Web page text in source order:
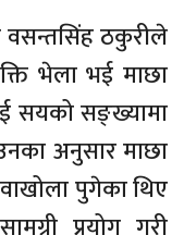
वसन्तसिंह ठकुरीले
भेला भई माछा
सयको सङ्ख्यामा
अनुसार माछा
पुगेका थिए